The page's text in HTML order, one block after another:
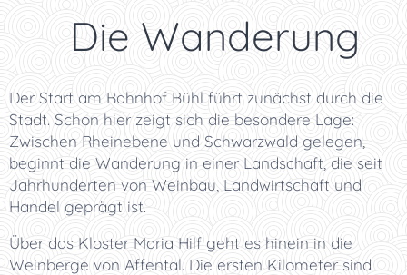
🌲 Die Wanderung
Der Start am Bahnhof Bühl führt zunächst durch die
Stadt. Schon hier zeigt sich die besondere Lage:
Zwischen Rheinebene und Schwarzwald gelegen,
beginnt die Wanderung in einer Landschaft, die seit
Jahrhunderten von Weinbau, Landwirtschaft und
Handel geprägt ist.
Über das Kloster Maria Hilf geht es hinein in die
Weinberge von Affental. Die ersten Kilometer sind